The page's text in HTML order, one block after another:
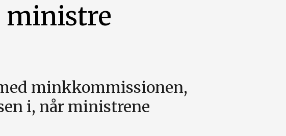
ministre
minkkommissionen,
i, når ministrene